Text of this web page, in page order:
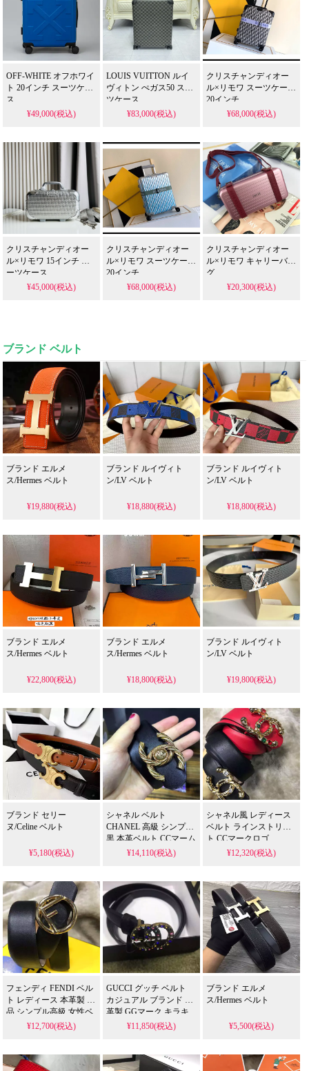
OFF-WHITE オフホワイ
ト 20インチ スーツケー
ス
¥49,000(税込)
LOUIS VUITTON ルイ
ヴィトン ぺガス50 スー
ツケース
¥83,000(税込)
クリスチャンディオー
ル×リモワ スーツケース
20インチ
¥68,000(税込)
クリスチャンディオー
ル×リモワ 15インチ ス
ーツケース
¥45,000(税込)
クリスチャンディオー
ル×リモワ スーツケース
20インチ
¥68,000(税込)
クリスチャンディオー
ル×リモワ キャリーバッ
グ
¥20,300(税込)
ブランド ベルト
ブランド エルメ
ス/Hermes ベルト
¥19,880(税込)
ブランド ルイヴィト
ン/LV ベルト
¥18,880(税込)
ブランド ルイヴィト
ン/LV ベルト
¥18,800(税込)
ブランド エルメ
ス/Hermes ベルト
¥22,800(税込)
ブランド エルメ
ス/Hermes ベルト
¥18,800(税込)
ブランド ルイヴィト
ン/LV ベルト
¥19,800(税込)
ブランド セリー
ヌ/Celine ベルト
¥5,180(税込)
シャネル ベルト
CHANEL 高級 シンプル
黒 本革ベルト CCマーム
ロゴ ファッション 腰ベ
装付き
¥14,110(税込)
シャネル風 レディース
ベルト ラインストリー
ト CCマークロゴ
CHANEL ハイクラス ア
スタル レトロブーム フ
ァション プレゼント 高
級 ギフト
¥12,320(税込)
フェンディ FENDI ベル
ト レディース 本革製 上
品 シンプル高級 女性ベ
ルト 耐摩耗性抜群 セン
フォーマル 100CM x
¥12,700(税込)
GUCCI グッチ ベルト
カジュアル ブランド 本
革製 GGマーク キラキ
ラ 多彩ビジュー Gucci
ョン プレゼント
¥11,850(税込)
ブランド エルメ
ス/Hermes ベルト
¥5,500(税込)